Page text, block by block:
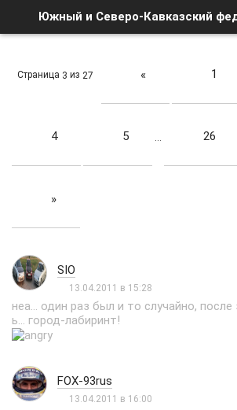
Страница 3 из 27 « 1
4 5 … 26
»
SIO
13.04.2011 в 15:28
неа... один раз был и то случайно,
ь... город-лабиринт!
FOX-93rus
13.04.2011 в 16:00